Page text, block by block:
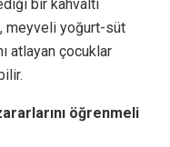
bir kahvaltı
meyveli yoğurt-süt
atlayan çocuklar
öğrenmeli